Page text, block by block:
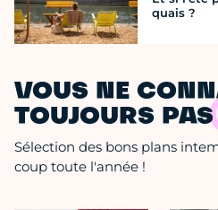
quais ?
VOUS NE
TOUJOURS
Sélection des bons plans
coup toute l'année !